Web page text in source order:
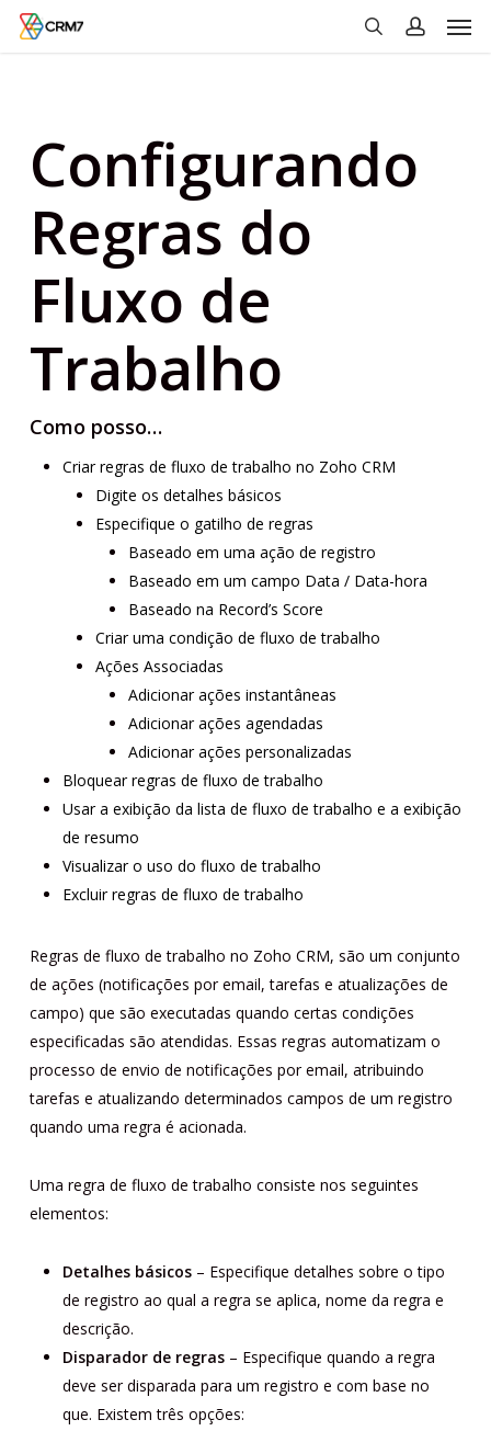
Skip
Configurando
Regras do
Fluxo de
Trabalho
Como posso…
Criar regras de fluxo de trabalho no Zoho CRM
Digite os detalhes básicos
Especifique o gatilho de regras
Baseado em uma ação de registro
Baseado em um campo Data / Data-hora
Baseado na Record’s Score
Criar uma condição de fluxo de trabalho
Ações Associadas
Adicionar ações instantâneas
Adicionar ações agendadas
Adicionar ações personalizadas
Bloquear regras de fluxo de trabalho
Usar a exibição da lista de fluxo de trabalho e a exibição
de resumo
Visualizar o uso do fluxo de trabalho
Excluir regras de fluxo de trabalho
Regras de fluxo de trabalho no Zoho CRM, são um conjunto
de ações (notificações por email, tarefas e atualizações de
campo) que são executadas quando certas condições
especificadas são atendidas. Essas regras automatizam o
processo de envio de notificações por email, atribuindo
tarefas e atualizando determinados campos de um registro
quando uma regra é acionada.
Uma regra de fluxo de trabalho consiste nos seguintes
elementos:
Detalhes básicos– Especifique detalhes sobre o tipo
de registro ao qual a regra se aplica, nome da regra e
descrição.
Disparador de regras– Especifique quando a regra
deve ser disparada para um registro e com base no
que. Existem três opções: